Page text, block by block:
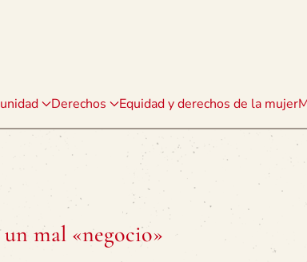
Derechos Equidad y derechos de la mujer
mal «negocio»